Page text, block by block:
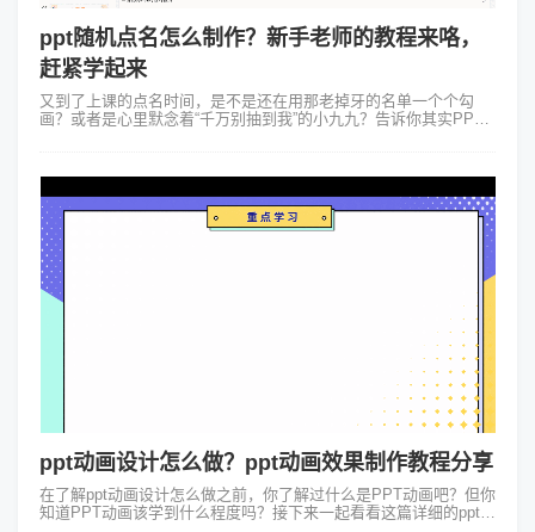
ppt随机点名怎么制作？新手老师的教程来咯，
赶紧学起来
又到了上课的点名时间，是不是还在用那老掉牙的名单一个个勾
画？或者是心里默念着“千万别抽到我”的小九九？告诉你其实PPT
ppt动画设计怎么做？ppt动画效果制作教程分享
在了解ppt动画设计怎么做之前，你了解过什么是PPT动画吧？但你
知道PPT动画该学到什么程度吗？接下来一起看看这篇详细的ppt动